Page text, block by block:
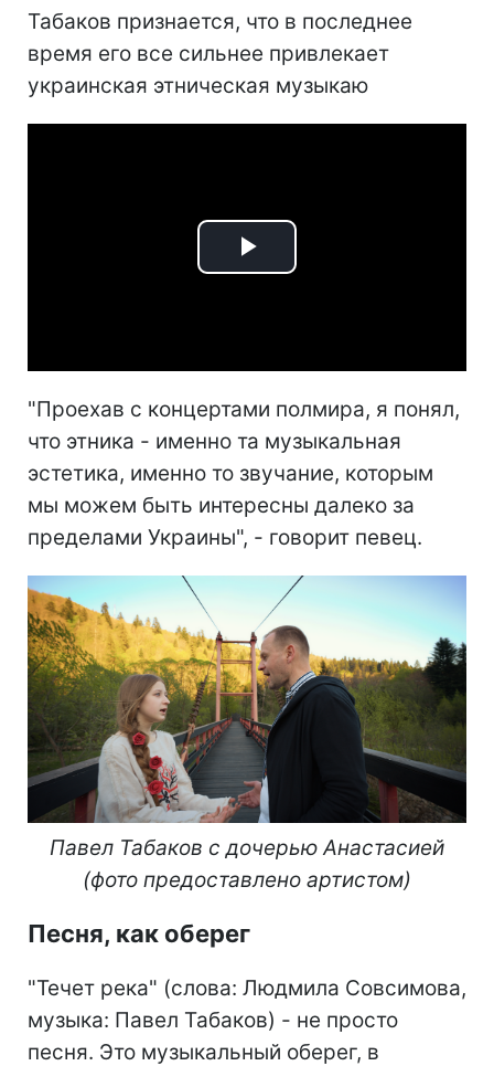
Табаков признается, что в последнее
время его все сильнее привлекает
украинская этническая музыкаю
Play
"Проехав с концертами полмира, я понял,
что этника - именно та музыкальная
эстетика, именно то звучание, которым
мы можем быть интересны далеко за
пределами Украины", - говорит певец.
Павел Табаков с дочерью Анастасией
(фото предоставлено артистом)
Песня, как оберег
"Течет река" (слова: Людмила Совсимова,
музыка: Павел Табаков) - не просто
песня. Это музыкальный оберег, в